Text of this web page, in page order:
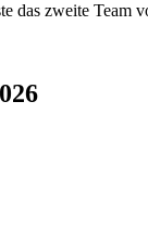
das zweite Team